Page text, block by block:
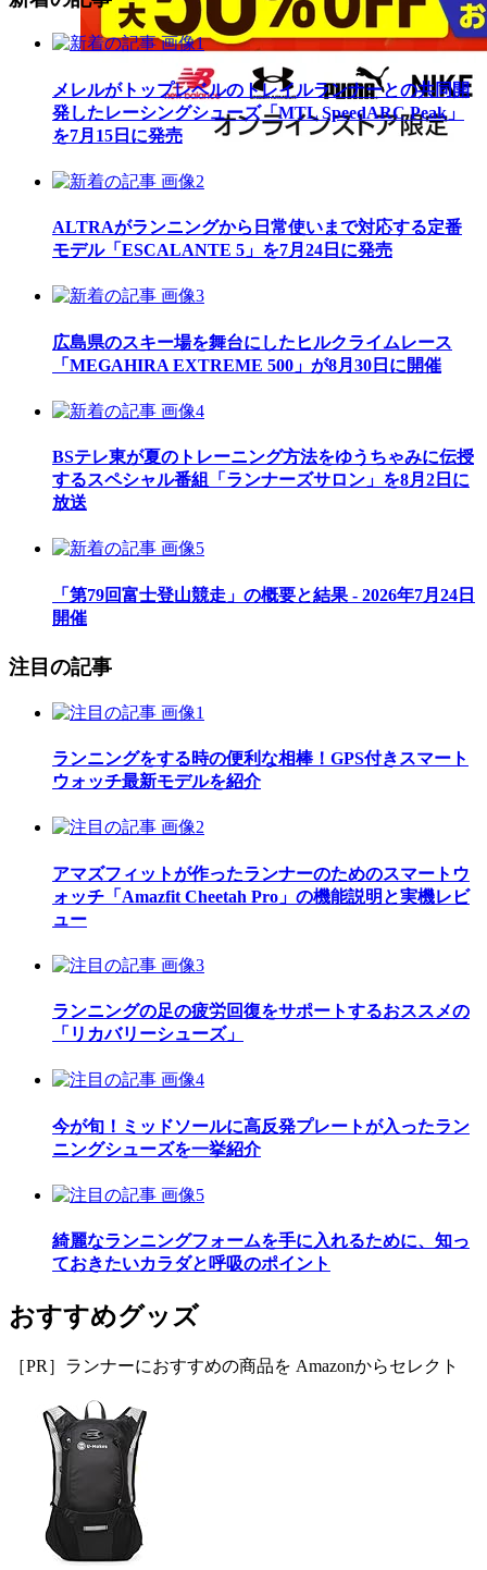
メレルがトップレベルのトレイルランナーとの共同開
発したレーシングシューズ「MTL SpeedARC Peak」
を7月15日に発売
ALTRAがランニングから日常使いまで対応する定番
モデル「ESCALANTE 5」を7月24日に発売
広島県のスキー場を舞台にしたヒルクライムレース
「MEGAHIRA EXTREME 500」が8月30日に開催
BSテレ東が夏のトレーニング方法をゆうちゃみに伝授
するスペシャル番組「ランナーズサロン」を8月2日に
放送
「第79回富士登山競走」の概要と結果 - 2026年7月24日
開催
注目の記事
ランニングをする時の便利な相棒！GPS付きスマート
ウォッチ最新モデルを紹介
アマズフィットが作ったランナーのためのスマートウ
ォッチ「Amazfit Cheetah Pro」の機能説明と実機レビ
ュー
ランニングの足の疲労回復をサポートするおススメの
「リカバリーシューズ」
今が旬！ミッドソールに高反発プレートが入ったラン
ニングシューズを一挙紹介
綺麗なランニングフォームを手に入れるために、知っ
ておきたいカラダと呼吸のポイント
おすすめグッズ
［PR］ランナーにおすすめの商品を Amazonからセレクト